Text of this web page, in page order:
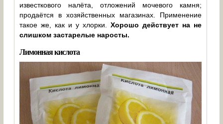
известкового налёта, отложений мочевого камня;
продаётся в хозяйственных магазинах. Применение
такое же, как и у хлорки.Хорошо действует на не
слишком застарелые наросты.
Лимонная кислота